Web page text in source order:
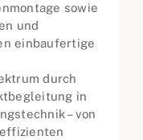
sowie
und
einbaufertige
durch
in
– von